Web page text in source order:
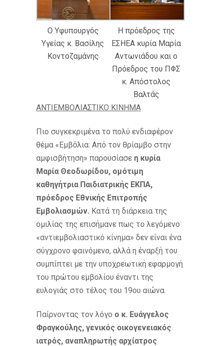
Ο Υφυπουργός
Υγείας κ. Βασίλης
Κοντοζαμάνης
Η πρόεδρος της
ΕΣΗΕΑ κυρία Μαρία
Αντωνιάδου και ο
Πρόεδρος του ΠΦΣ
κ. Απόστολος
Βαλτάς
ΑΝΤΙΕΜΒΟΛΙΑΣΤΙΚΟ ΚΙΝΗΜΑ
Πιο συγκεκριμένα το πολύ ενδιαφέρον
θέμα «Εμβόλια: Από τον θρίαμβο στην
αμφισβήτηση» παρουσίασε η κυρία
Μαρία Θεοδωρίδου, ομότιμη
καθηγήτρια Παιδιατρικής ΕΚΠΑ,
πρόεδρος Εθνικής Επιτροπής
Εμβολιασμών. Κατά τη διάρκεια της
ομιλίας της επισήμανε πως το λεγόμενο
«αντιεμβολιαστικό κίνημα» δεν είναι ένα
σύγχρονο φαινόμενο, αλλά η έναρξή του
συμπίπτει με την υποχρεωτική εφαρμογή
του πρώτου εμβολίου έναντι της
ευλογιάς στο τέλος του 19ου αιώνα.
Παίρνοντας τον λόγο ο κ. Ευάγγελος
Φραγκούλης, γενικός οικογενειακός
ιατρός, αναπληρωτής αρχίατρος